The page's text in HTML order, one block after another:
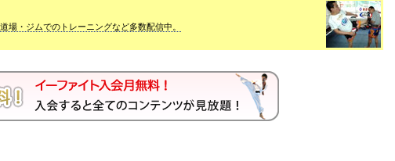
場・ジムでのトレーニングなど多数配信中。